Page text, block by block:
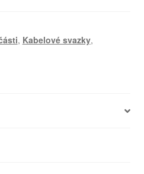
, Kabelové svazky,